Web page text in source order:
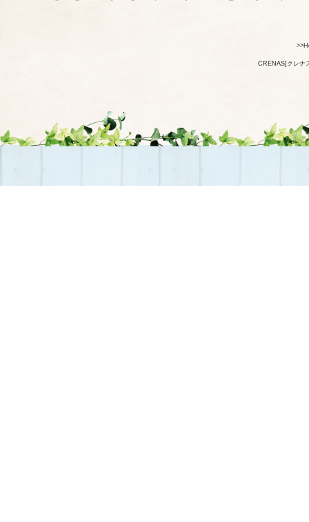
CRENAS[クレナ